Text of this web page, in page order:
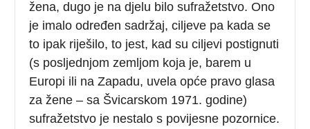
žena, dugo je na djelu bilo sufražetstvo. Ono
je imalo određen sadržaj, ciljeve pa kada se
to ipak riješilo, to jest, kad su ciljevi postignuti
(s posljednjom zemljom koja je, barem u
Europi ili na Zapadu, uvela opće pravo glasa
za žene – sa Švicarskom 1971. godine)
sufražetstvo je nestalo s povijesne pozornice.